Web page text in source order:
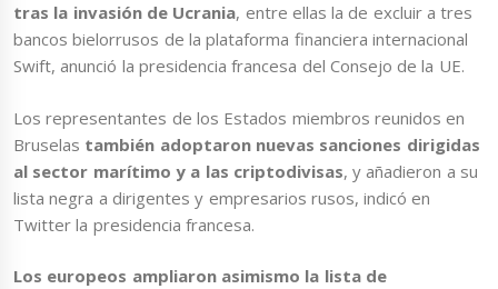
tras la invasión de Ucrania, entre ellas la de excluir a tres
bancos bielorrusos de la plataforma financiera internacional
Swift, anunció la presidencia francesa del Consejo de la UE.
Los representantes de los Estados miembros reunidos en
Bruselas también adoptaron nuevas sanciones dirigidas
al sector marítimo y a las criptodivisas, y añadieron a su
lista negra a dirigentes y empresarios rusos, indicó en
Twitter la presidencia francesa.
Los europeos ampliaron asimismo la lista de